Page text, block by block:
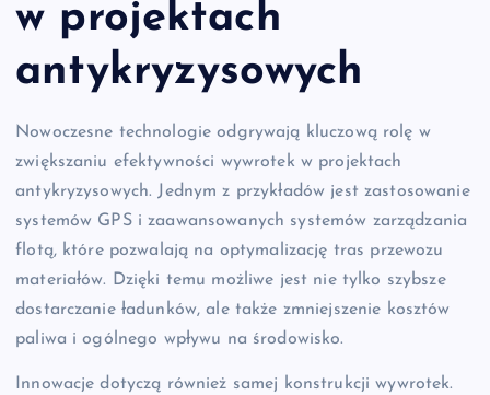
w projektach
antykryzysowych
Nowoczesne technologie odgrywają kluczową rolę w
zwiększaniu efektywności wywrotek w projektach
antykryzysowych. Jednym z przykładów jest zastosowanie
systemów GPS i zaawansowanych systemów zarządzania
flotą, które pozwalają na optymalizację tras przewozu
materiałów. Dzięki temu możliwe jest nie tylko szybsze
dostarczanie ładunków, ale także zmniejszenie kosztów
paliwa i ogólnego wpływu na środowisko.
Innowacje dotyczą również samej konstrukcji wywrotek.